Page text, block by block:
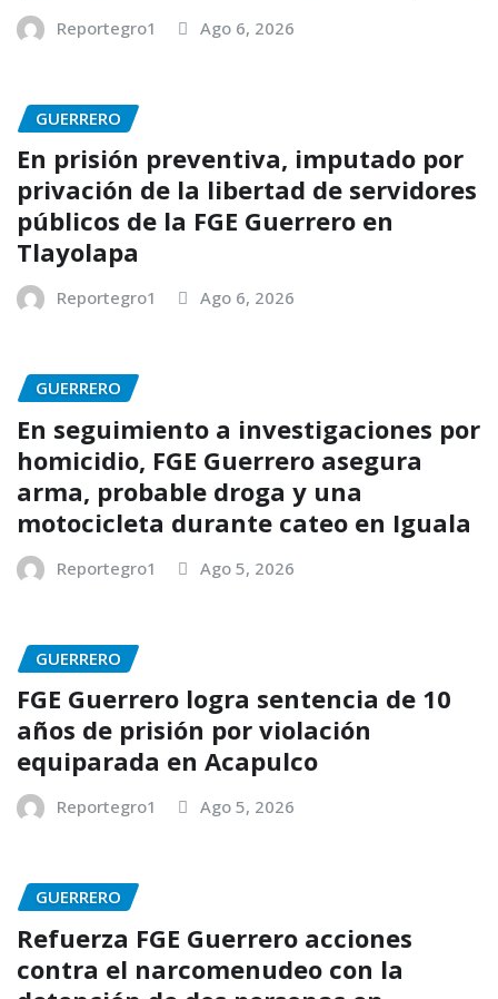
Reportegro1 Ago 6, 2026
GUERRERO
En prisión preventiva, imputado por
privación de la libertad de servidores
públicos de la FGE Guerrero en
Tlayolapa
Reportegro1 Ago 6, 2026
GUERRERO
En seguimiento a investigaciones por
homicidio, FGE Guerrero asegura
arma, probable droga y una
motocicleta durante cateo en Iguala
Reportegro1 Ago 5, 2026
GUERRERO
FGE Guerrero logra sentencia de 10
años de prisión por violación
equiparada en Acapulco
Reportegro1 Ago 5, 2026
GUERRERO
Refuerza FGE Guerrero acciones
contra el narcomenudeo con la